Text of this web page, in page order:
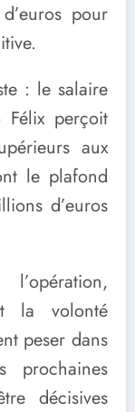
pour
: le salaire
Félix perçoit
aux
le plafond
d’euros
la volonté
peser dans
prochaines
décisives